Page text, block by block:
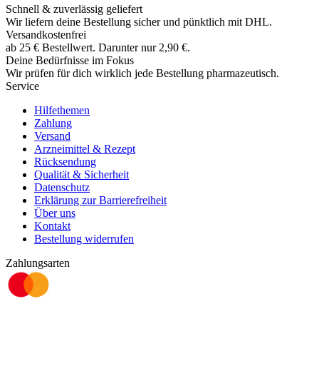
Schnell & zuverlässig geliefert
Wir liefern deine Bestellung sicher und pünktlich mit DHL.
Versandkostenfrei
ab 25 € Bestellwert. Darunter nur 2,90 €.
Deine Bedürfnisse im Fokus
Wir prüfen für dich wirklich jede Bestellung pharmazeutisch.
Service
Hilfethemen
Zahlung
Versand
Arzneimittel & Rezept
Rücksendung
Qualität & Sicherheit
Datenschutz
Erklärung zur Barrierefreiheit
Über uns
Kontakt
Bestellung widerrufen
Zahlungsarten